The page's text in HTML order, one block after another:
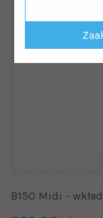
B150 Midi -